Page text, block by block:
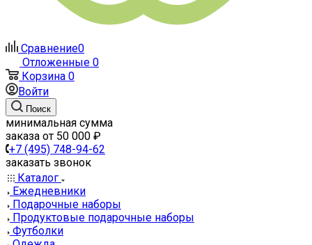
Сравнение0
Отложенные 0
Корзина 0
Войти
Поиск
минимальная сумма
заказа от 50 000 ₽
+7 (495) 748-94-62
заказать звонок
Каталог
Ежедневники
Подарочные наборы
Продуктовые подарочные наборы
Футболки